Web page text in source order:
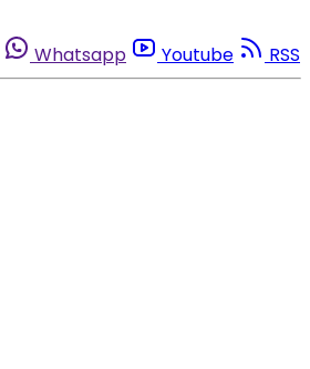
Whatsapp Youtube RSS